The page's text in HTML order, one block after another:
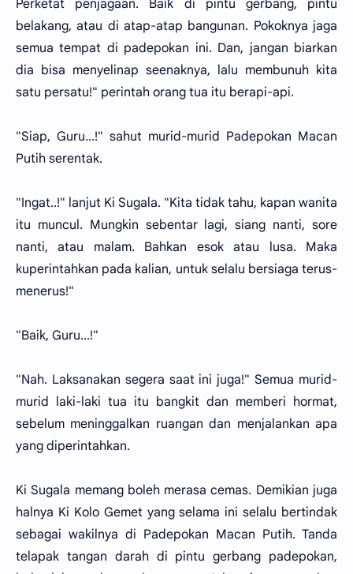
Perketat penjagaan. Baik di pintu gerbang, pintu
belakang, atau di atap-atap bangunan. Pokoknya jaga
semua tempat di padepokan ini. Dan, jangan biarkan
dia bisa menyelinap seenaknya, lalu membunuh kita
satu persatu!" perintah orang tua itu berapi-api.
"Siap, Guru...!" sahut murid-murid Padepokan Macan
Putih serentak.
"Ingat..!" lanjut Ki Sugala. "Kita tidak tahu, kapan wanita
itu muncul. Mungkin sebentar lagi, siang nanti, sore
nanti, atau malam. Bahkan esok atau lusa. Maka
kuperintahkan pada kalian, untuk selalu bersiaga terus-
menerus!"
"Baik, Guru...!"
"Nah. Laksanakan segera saat ini juga!" Semua murid-
murid laki-laki tua itu bangkit dan memberi hormat,
sebelum meninggalkan ruangan dan menjalankan apa
yang diperintahkan.
Ki Sugala memang boleh merasa cemas. Demikian juga
halnya Ki Kolo Gemet yang selama ini selalu bertindak
sebagai wakilnya di Padepokan Macan Putih. Tanda
telapak tangan darah di pintu gerbang padepokan,